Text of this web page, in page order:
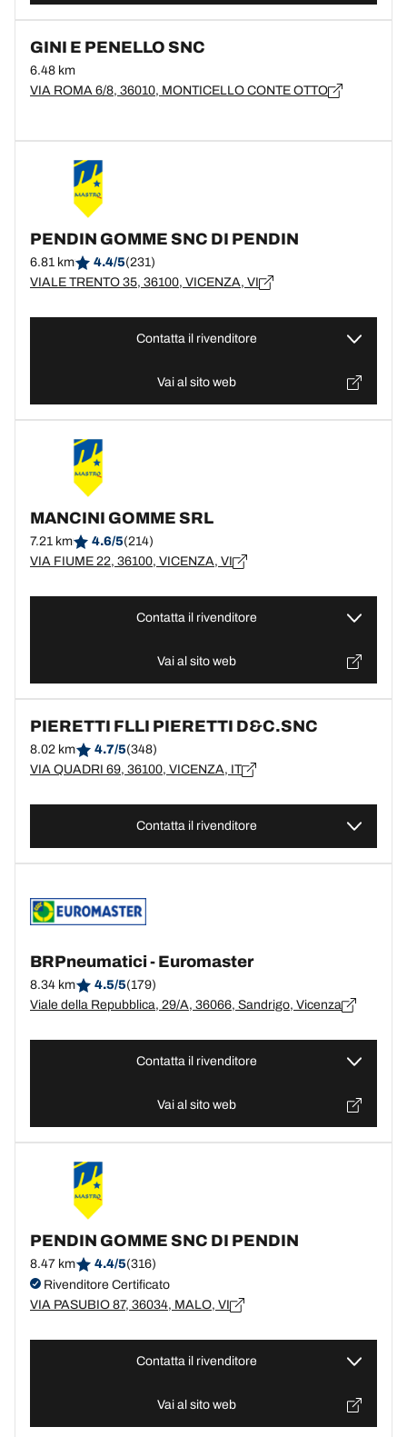
GINI E PENELLO SNC
6.48 km
VIA ROMA 6/8, 36010, MONTICELLO CONTE OTTO
PENDIN GOMME SNC DI PENDIN
6.81 km 4.4/5(231)
VIALE TRENTO 35, 36100, VICENZA, VI
Contatta il rivenditore
Vai al sito web
MANCINI GOMME SRL
7.21 km 4.6/5(214)
VIA FIUME 22, 36100, VICENZA, VI
Contatta il rivenditore
Vai al sito web
PIERETTI FLLI PIERETTI D&C.SNC
8.02 km 4.7/5(348)
VIA QUADRI 69, 36100, VICENZA, IT
Contatta il rivenditore
BRPneumatici - Euromaster
8.34 km 4.5/5(179)
Viale della Repubblica, 29/A, 36066, Sandrigo, Vicenza
Contatta il rivenditore
Vai al sito web
PENDIN GOMME SNC DI PENDIN
8.47 km 4.4/5(316)
Rivenditore Certificato
VIA PASUBIO 87, 36034, MALO, VI
Contatta il rivenditore
Vai al sito web